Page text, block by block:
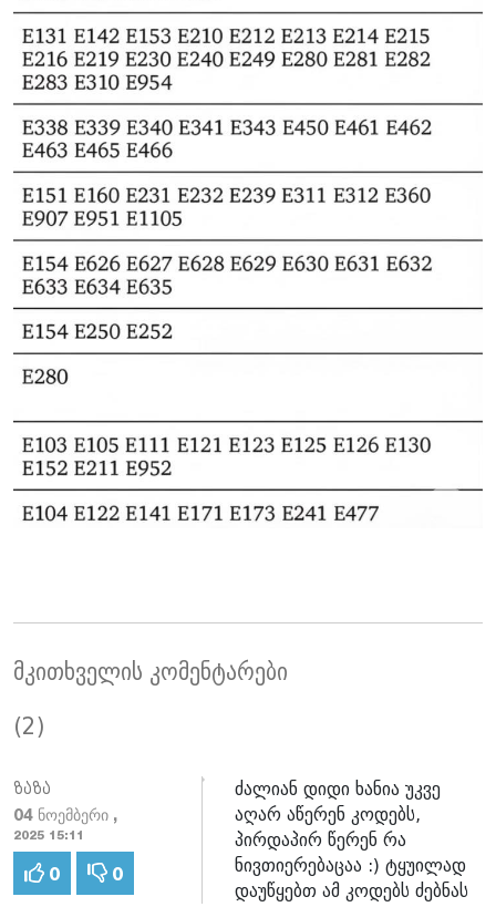
მკითხველის კომენტარები
(2)
ზაზა
04 ნოემბერი ,
2025 15:11
0 0
ძალიან დიდი ხანია უკვე
აღარ აწერენ კოდებს,
პირდაპირ წერენ რა
ნივთიერებაცაა :) ტყუილად
დაუწყებთ ამ კოდებს ძებნას